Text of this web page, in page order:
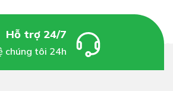
khangnongseeds.vn
Hỗ trợ 24/7
chúng tôi 24h